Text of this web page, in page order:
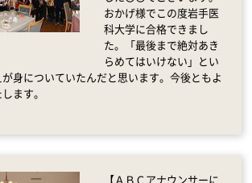
おかげ様でこの度岩手医
科大学に合格できまし
た。「最後まで絶対あき
らめてはいけない」とい
身についていたんだと思います。今後ともよ
ます。
【ＡＢＣアナウンサーに